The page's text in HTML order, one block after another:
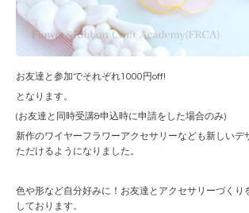
お友達と参加でそれぞれ1000円off!
となります。
(お友達と同時受講&申込時に申請をした場合のみ)
新作のワイヤーフラワーアクセサリーなども新しいデ
ただけるようになりました。
色や形など自分好みに！お友達とアクセサリーづくり
しております。